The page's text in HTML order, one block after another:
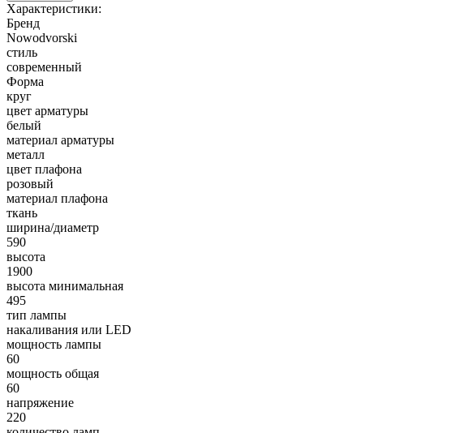
Характеристики:
Бренд
Nowodvorski
стиль
современный
Форма
круг
цвет арматуры
белый
материал арматуры
металл
цвет плафона
розовый
материал плафона
ткань
ширина/диаметр
590
высота
1900
высота минимальная
495
тип лампы
накаливания или LED
мощность лампы
60
мощность общая
60
напряжение
220